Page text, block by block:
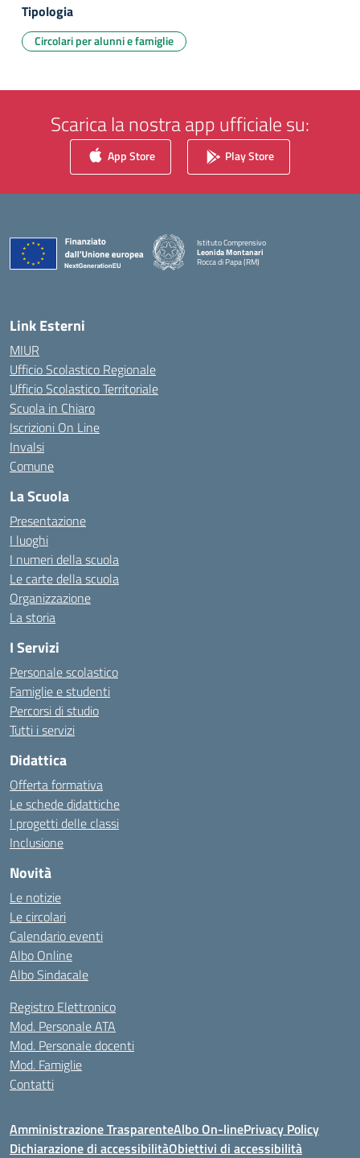
Tipologia
Circolari per alunni e famiglie
Scarica la nostra app ufficiale su:
App Store Play Store
Istituto Comprensivo
Leonida Montanari
Rocca di Papa (RM)
— Visita la pagina iniziale della scuola
Link Esterni
MIUR
Ufficio Scolastico Regionale
Ufficio Scolastico Territoriale
Scuola in Chiaro
Iscrizioni On Line
Invalsi
Comune
La Scuola
Presentazione
I luoghi
I numeri della scuola
Le carte della scuola
Organizzazione
La storia
I Servizi
Personale scolastico
Famiglie e studenti
Percorsi di studio
Tutti i servizi
Didattica
Offerta formativa
Le schede didattiche
I progetti delle classi
Inclusione
Novità
Le notizie
Le circolari
Calendario eventi
Albo Online
Albo Sindacale
Registro Elettronico
Mod. Personale ATA
Mod. Personale docenti
Mod. Famiglie
Contatti
Amministrazione TrasparenteAlbo On-linePrivacy Policy
Dichiarazione di accessibilitàObiettivi di accessibilità